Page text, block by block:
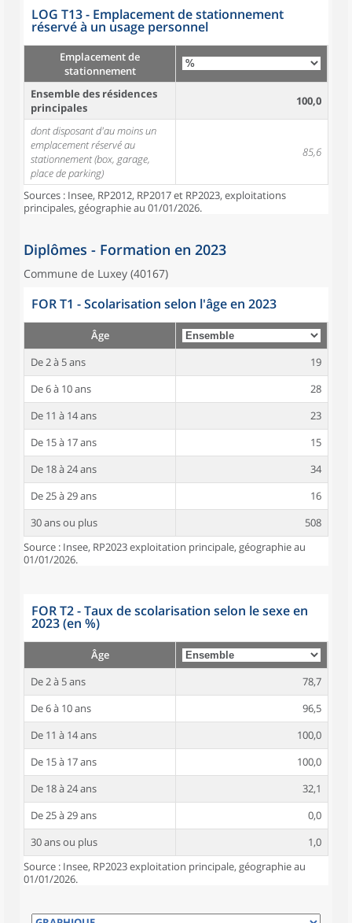
LOG T13 - Emplacement de stationnement
réservé à un usage personnel
Emplacement de
stationnement
Ensemble des résidences
principales
100,0
dont disposant d'au moins un
emplacement réservé au
stationnement (box, garage,
place de parking)
85,6
Sources : Insee, RP2012, RP2017 et RP2023, exploitations
principales, géographie au 01/01/2026.
Diplômes - Formation en 2023
Commune de Luxey (40167)
FOR T1 - Scolarisation selon l'âge en 2023
Âge
De 2 à 5 ans
19
De 6 à 10 ans
28
De 11 à 14 ans
23
De 15 à 17 ans
15
De 18 à 24 ans
34
De 25 à 29 ans
16
30 ans ou plus
508
Source : Insee, RP2023 exploitation principale, géographie au
01/01/2026.
FOR T2 - Taux de scolarisation selon le sexe en
2023 (en %)
Âge
De 2 à 5 ans
78,7
De 6 à 10 ans
96,5
De 11 à 14 ans
100,0
De 15 à 17 ans
100,0
De 18 à 24 ans
32,1
De 25 à 29 ans
0,0
30 ans ou plus
1,0
Source : Insee, RP2023 exploitation principale, géographie au
01/01/2026.